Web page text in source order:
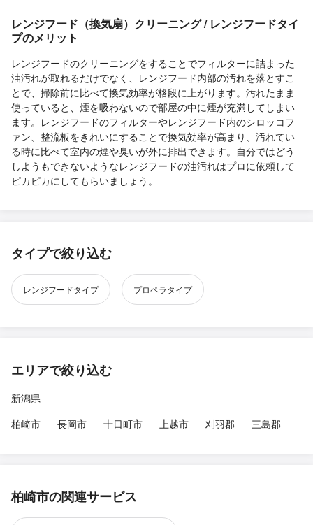
レンジフード（換気扇）クリーニング / レンジフードタイ
プのメリット
レンジフードのクリーニングをすることでフィルターに詰まった
油汚れが取れるだけでなく、レンジフード内部の汚れを落とすこ
とで、掃除前に比べて換気効率が格段に上がります。汚れたまま
使っていると、煙を吸わないので部屋の中に煙が充満してしまい
ます。レンジフードのフィルターやレンジフード内のシロッコフ
ァン、整流板をきれいにすることで換気効率が高まり、汚れてい
る時に比べて室内の煙や臭いが外に排出できます。自分ではどう
しようもできないようなレンジフードの油汚れはプロに依頼して
ピカピカにしてもらいましょう。
タイプで絞り込む
レンジフードタイプ プロペラタイプ
エリアで絞り込む
新潟県
柏崎市
長岡市 十日町市 上越市 刈羽郡 三島郡
柏崎市の関連サービス